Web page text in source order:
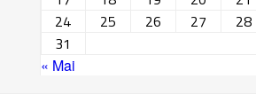
24
25 26 27 28
31
« Mai